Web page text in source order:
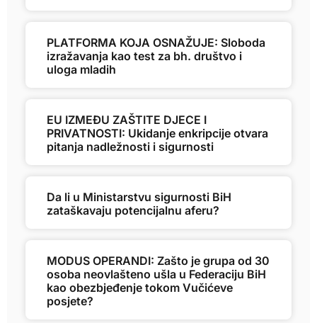
PLATFORMA KOJA OSNAŽUJE: Sloboda
izražavanja kao test za bh. društvo i
uloga mladih
EU IZMEĐU ZAŠTITE DJECE I
PRIVATNOSTI: Ukidanje enkripcije otvara
pitanja nadležnosti i sigurnosti
Da li u Ministarstvu sigurnosti BiH
zataškavaju potencijalnu aferu?
MODUS OPERANDI: Zašto je grupa od 30
osoba neovlašteno ušla u Federaciju BiH
kao obezbjeđenje tokom Vučićeve
posjete?